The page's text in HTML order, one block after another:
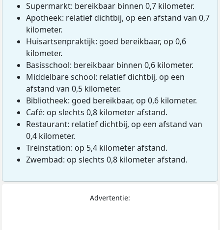
Supermarkt: bereikbaar binnen 0,7 kilometer.
Apotheek: relatief dichtbij, op een afstand van 0,7
kilometer.
Huisartsenpraktijk: goed bereikbaar, op 0,6
kilometer.
Basisschool: bereikbaar binnen 0,6 kilometer.
Middelbare school: relatief dichtbij, op een
afstand van 0,5 kilometer.
Bibliotheek: goed bereikbaar, op 0,6 kilometer.
Café: op slechts 0,8 kilometer afstand.
Restaurant: relatief dichtbij, op een afstand van
0,4 kilometer.
Treinstation: op 5,4 kilometer afstand.
Zwembad: op slechts 0,8 kilometer afstand.
Advertentie: